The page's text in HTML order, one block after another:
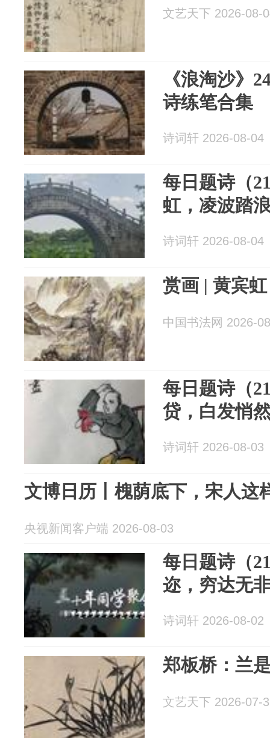
文艺天下 2026-08-
《浪淘沙》
诗练笔合集
诗词轩 2026-08-04
每日题诗（
虹，凌波踏
诗词轩 2026-08-04
赏画 | 黄宾
中国书法网 2026-
每日题诗（
贷，白发悄
诗词轩 2026-08-03
文博日历丨槐荫底下，宋人这
央视新闻客户端 2026-08-03
每日题诗（
迩，穷达无
诗词轩 2026-08-02
郑板桥：兰
文艺天下 2026-07-